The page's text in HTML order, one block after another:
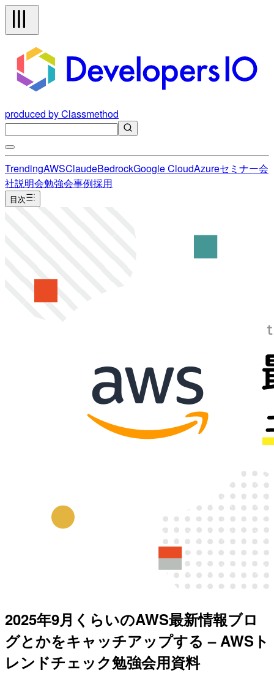
produced by Classmethod
TrendingAWSClaudeBedrockGoogle CloudAzureセミナー会
社説明会勉強会事例採用
目次
2025年9月くらいのAWS最新情報ブロ
グとかをキャッチアップする – AWSト
レンドチェック勉強会用資料